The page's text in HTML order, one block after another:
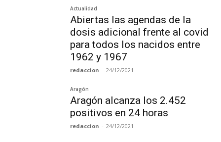
Actualidad
Abiertas las agendas de la
dosis adicional frente al covid
para todos los nacidos entre
1962 y 1967
redaccion - 24/12/2021
Aragón
Aragón alcanza los 2.452
positivos en 24 horas
redaccion - 24/12/2021